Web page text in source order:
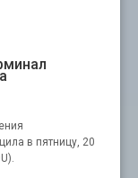
в пятницу, 20